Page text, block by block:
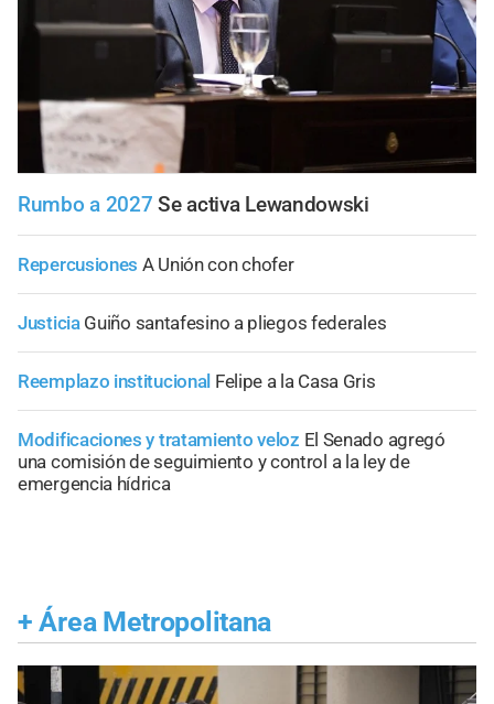
Rumbo a 2027 Se activa Lewandowski
Repercusiones A Unión con chofer
Justicia Guiño santafesino a pliegos federales
Reemplazo institucional Felipe a la Casa Gris
Modificaciones y tratamiento veloz El Senado agregó
una comisión de seguimiento y control a la ley de
emergencia hídrica
+ Área Metropolitana